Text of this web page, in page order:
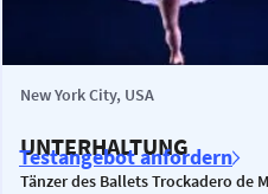
New York City, USA
UNTERHALTUNG
Tänzer des Ballets Trockadero de
Testangebot anfordern